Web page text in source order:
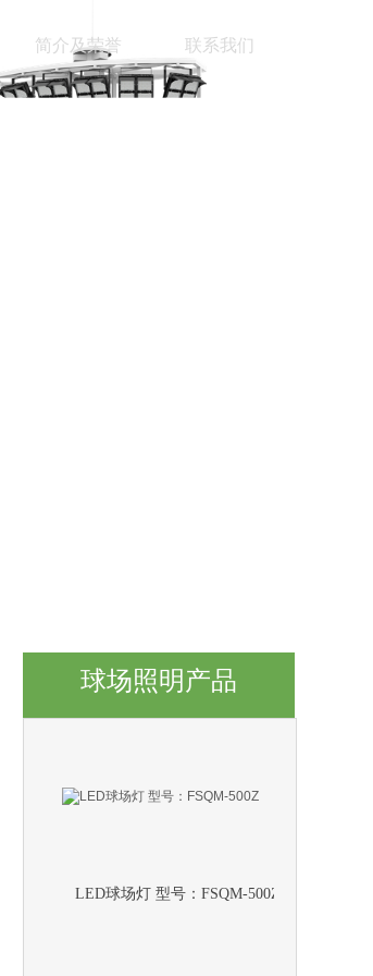
简介及荣誉 联系我们
球场照明产品
体育馆LED天棚灯 FSQM-T系列
LED球场灯 型号：FSQM-500Z